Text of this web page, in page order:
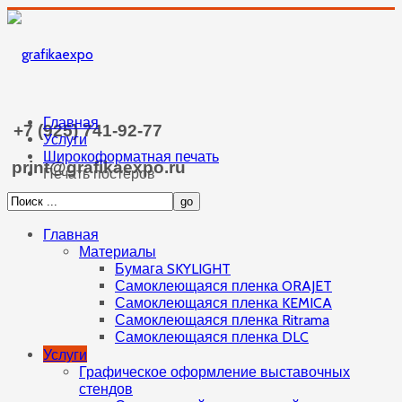
+7 (925) 741-92-77
print@grafikaexpo.ru
Главная
Материалы
Бумага SKYLIGHT
Самоклеющаяся пленка ORAJET
Самоклеющаяся пленка KEMICA
Самоклеющаяся пленка Ritrama
Самоклеющаяся пленка DLC
Услуги
Графическое оформление выставочных
стендов
Главная
Услуги
Широкоформатная печать
Печать постеров